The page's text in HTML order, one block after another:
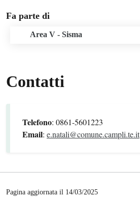
Fa parte di
Area V - Sisma
Contatti
Telefono: 0861-5601223
Email: e.natali@comune.campli.te.it
Pagina aggiornata il 14/03/2025